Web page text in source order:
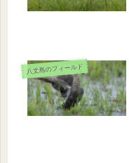
八丈島のフィールド